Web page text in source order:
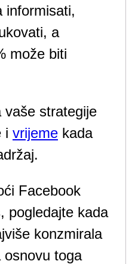
informisati,
a
može biti
vaše strategije
i vrijeme kada
Facebook
pogledajte kada
konzmirala
toga